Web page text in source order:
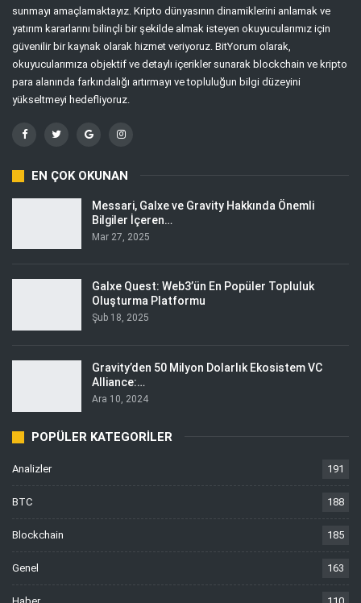
sunmayı amaçlamaktayız. Kripto dünyasının dinamiklerini anlamak ve
yatırım kararlarını bilinçli bir şekilde almak isteyen okuyucularımız için
güvenilir bir kaynak olarak hizmet veriyoruz. BitYorum olarak,
okuyucularımıza objektif ve detaylı içerikler sunarak blockchain ve kripto
para alanında farkındalığı artırmayı ve topluluğun bilgi düzeyini
yükseltmeyi hedefliyoruz.
EN ÇOK OKUNAN
Messari, Galxe ve Gravity Hakkında Önemli
Bilgiler İçeren…
Mar 27, 2025
Galxe Quest: Web3’ün En Popüler Topluluk
Oluşturma Platformu
Şub 18, 2025
Gravity’den 50 Milyon Dolarlık Ekosistem VC
Alliance:…
Ara 10, 2024
POPÜLER KATEGORILER
Analizler 191
BTC 188
Blockchain 185
Genel 163